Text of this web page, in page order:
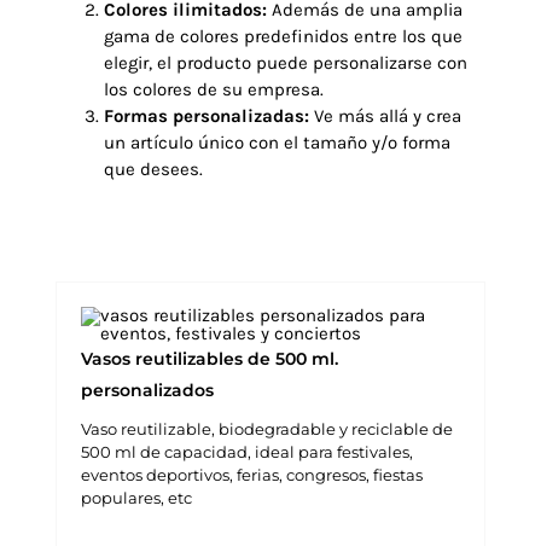
Colores ilimitados: Además de una amplia
gama de colores predefinidos entre los que
elegir, el producto puede personalizarse con
los colores de su empresa.
Formas personalizadas: Ve más allá y crea
un artículo único con el tamaño y/o forma
que desees.
Vasos reutilizables de 500 ml.
personalizados
Vaso reutilizable, biodegradable y reciclable de
500 ml de capacidad, ideal para festivales,
eventos deportivos, ferias, congresos, fiestas
populares, etc